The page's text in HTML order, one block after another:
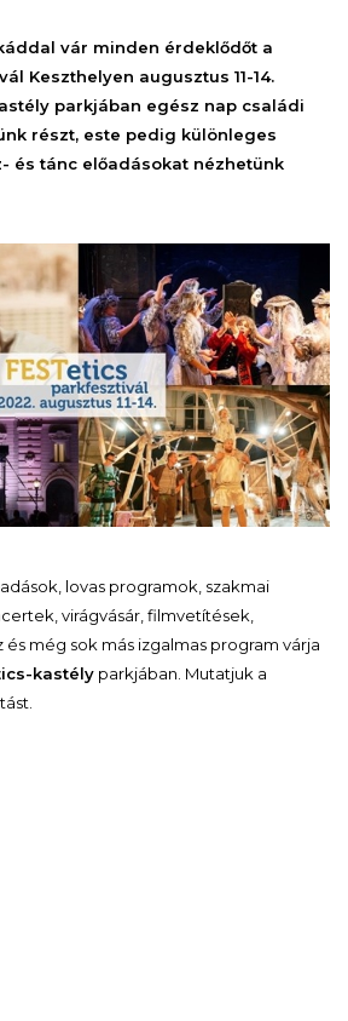
vár minden érdeklődőt a
Keszthelyen augusztus 11-14.
parkjában egész nap családi
részt, este pedig különleges
és tánc előadásokat nézhetünk
lovas programok, szakmai
virágvásár, filmvetítések,
még sok más izgalmas program várja
kastély parkjában. Mutatjuk a